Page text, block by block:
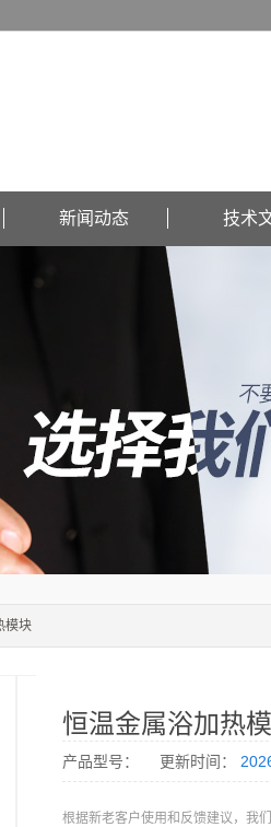
新闻动态 技术
模块
恒温金属浴加热
产品型号： 更新时间：
根据新老客户使用和反馈建议，我